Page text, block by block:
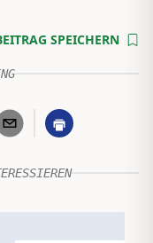
SPEICHERN